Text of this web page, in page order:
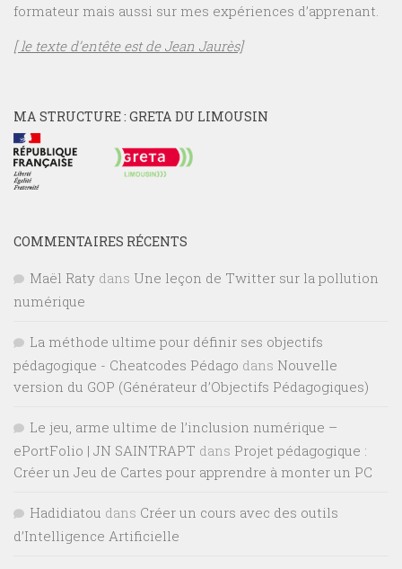
formateur mais aussi sur mes expériences d’apprenant.
[ le texte d’entête est de Jean Jaurès]
MA STRUCTURE : GRETA DU LIMOUSIN
COMMENTAIRES RÉCENTS
Maël Raty dans Une leçon de Twitter sur la pollution
numérique
La méthode ultime pour définir ses objectifs
pédagogique - Cheatcodes Pédago dans Nouvelle
version du GOP (Générateur d’Objectifs Pédagogiques)
Le jeu, arme ultime de l’inclusion numérique –
ePortFolio | JN SAINTRAPT dans Projet pédagogique :
Créer un Jeu de Cartes pour apprendre à monter un PC
Hadidiatou dans Créer un cours avec des outils
d’Intelligence Artificielle